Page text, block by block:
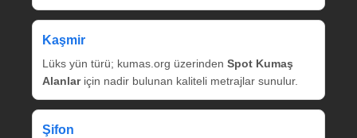
Kaşmir
Lüks yün türü; kumas.org üzerinden Spot Kumaş
Alanlariçin nadir bulunan kaliteli metrajlar sunulur.
Şifon